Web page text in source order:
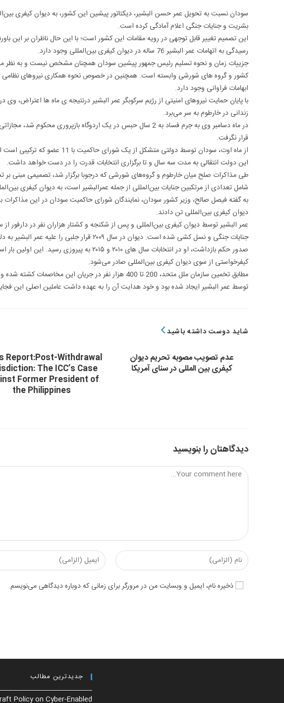
سودان نسبت به تحویل عمر حسن البشیر، دیکتاتور پیشین این کشور، به دیوان کیفری
بشریت و جنایات جنگی اعلام آمادگی کرده است.
این تصمیم تغییر قابل توجهی در رویه مقامات این کشور است؛ با این حال ناظران بر این
رسیدگی به اتهامات عمر البشیر 76 ساله در دیوان کیفری بین‌المللی وجود دارد.
جزییات زمان و نحوه تسلیم رئیس جمهور پیشین سودان همچنان مشخص نیست و به نظر
کشور و گروه های شورشی وابسته است. همچنین در خصوص نحوه همکاری نیروهای نظامی و
ابهامات فراوانی وجود دارد.
با پایان حمایت نیروهای امنیتی از رژیم سرکوبگر عمر البشیر درنتیجه ی ماه ها اعتراض، وی
زندانی در خارطوم به سر می‌برد.
قرار نگرفت.
از ماه اوت، سودان توسط دولتی
این دولت انتقالی به مدت سه سال و تا برگزاری انتخابات قدرت را در دست خواهد داشت.
طی مذاکرات صلح میان خارطوم و گروه‌های شورشی که درجوبا برگزار شد، تصمیمی مبنى
شامل تعدادی از مرتکبین جنایات بین‌المللی از جمله عمرالبشیر است، به دیوان کیفری
به گفته فیصل صالح، وزیر کشور سودان، نمایندگان شورای حاکمیت سودان در این
دیوان کیفری بین‌المللی تن دادند.
جنایات جنگی و نسل کشی شده است. دیوان در سال ۲۰۰۹
صدور حکم بازداشت، او در انتخابات سال های ۲۰۱۰ و
کیفرخواستی از سوی دیوان کیفری بین‌المللی صادر می‌شود.
توسط عمر البشیر ایجاد شده بود و خود هدایت آن را به عهده داشت عاملین اصلی این
شاید دوست داشته باشید
Report:Post-Withdrawal
The ICC’s Case
Former President of
the Philippines
عدم تصویب مصوبه تحریم دیوان
کیفری بین المللی در سنای آمریکا
دیدگاهتان را بنویسید
Comment
Enter
your
name
Enter
your
email
address
ذخیره نام، ایمیل و وبسایت من در مرورگر برای زمانی که دوباره دیدگاهی می‌نویسم.
جدیدترین مطالب
Policy on Cyber-Enabled